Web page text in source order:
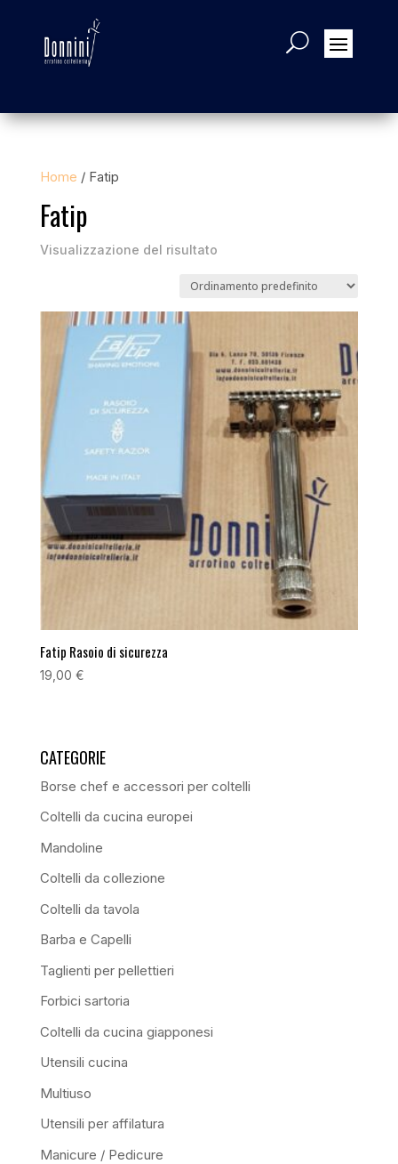
Home / Fatip
Fatip
Visualizzazione del risultato
Fatip Rasoio di sicurezza
19,00 €
CATEGORIE
Borse chef e accessori per coltelli
Coltelli da cucina europei
Mandoline
Coltelli da collezione
Coltelli da tavola
Barba e Capelli
Taglienti per pellettieri
Forbici sartoria
Coltelli da cucina giapponesi
Utensili cucina
Multiuso
Utensili per affilatura
Manicure / Pedicure